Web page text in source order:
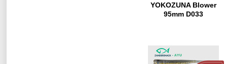
YOKOZUNA Blower
95mm D033